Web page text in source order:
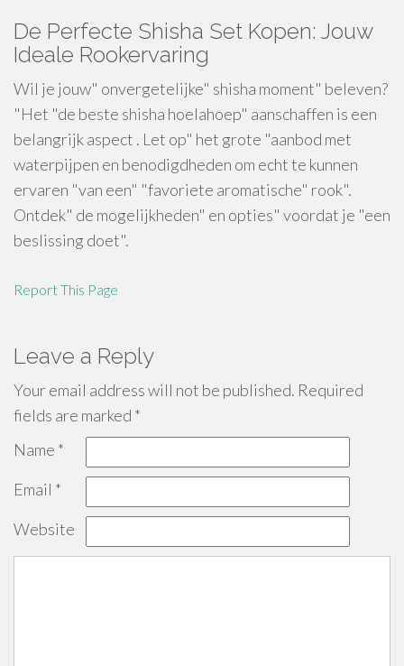
De Perfecte Shisha Set Kopen: Jouw
Ideale Rookervaring
Wil je jouw" onvergetelijke" shisha moment" beleven?
"Het "de beste shisha hoelahoep" aanschaffen is een
belangrijk aspect . Let op" het grote "aanbod met
waterpijpen en benodigdheden om echt te kunnen
ervaren "van een" "favoriete aromatische" rook".
Ontdek" de mogelijkheden" en opties" voordat je "een
beslissing doet".
Report This Page
Leave a Reply
Your email address will not be published. Required
fields are marked *
Name *
Email *
Website